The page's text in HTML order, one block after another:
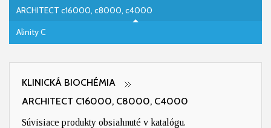
ARCHITECT c16000, c8000, c4000
Alinity C
KLINICKÁ BIOCHÉMIA
ARCHITECT C16000, C8000, C4000
Súvisiace produkty obsiahnuté v katalógu.